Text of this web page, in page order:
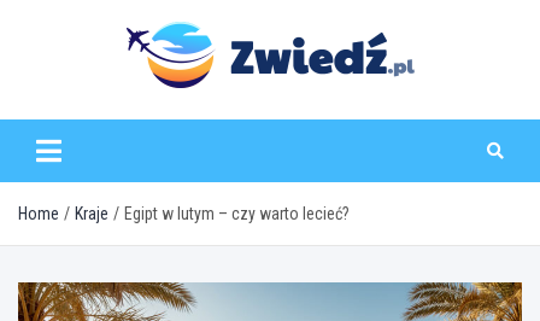
zwiedz.pl
Home Kraje Egipt w lutym – czy warto lecieć?